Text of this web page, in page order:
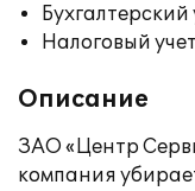
Бухгалтерский
Налоговый учет
Описание
ЗАО «Центр
компания